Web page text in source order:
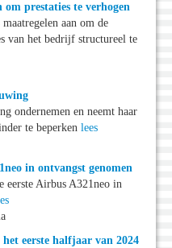
prestaties te verhogen
aan om de
van het bedrijf structureel te
ondernemen en neemt haar
te beperken lees
in ontvangst genomen
eerste Airbus A321neo in
eerste halfjaar van 2024